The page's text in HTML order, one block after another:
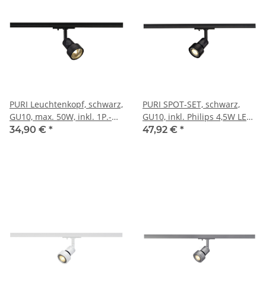
PURI Leuchtenkopf, schwarz,
GU10, max. 50W, inkl. 1P.-
Adapter
34,90 € *
PURI SPOT-SET, schwarz,
GU10, inkl. Philips 4,5W LED
3.000K 36° LM, inkl. 1P.-
47,92 € *